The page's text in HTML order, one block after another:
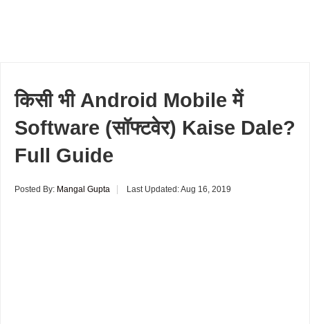
किसी भी Android Mobile में
Software (सॉफ्टवेर) Kaise Dale?
Full Guide
Posted By: Mangal Gupta Last Updated:Aug 16, 2019